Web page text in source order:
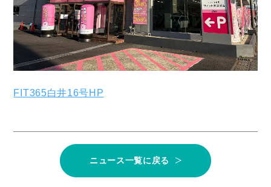
FIT365白井16号HP
ニュース一覧に戻る